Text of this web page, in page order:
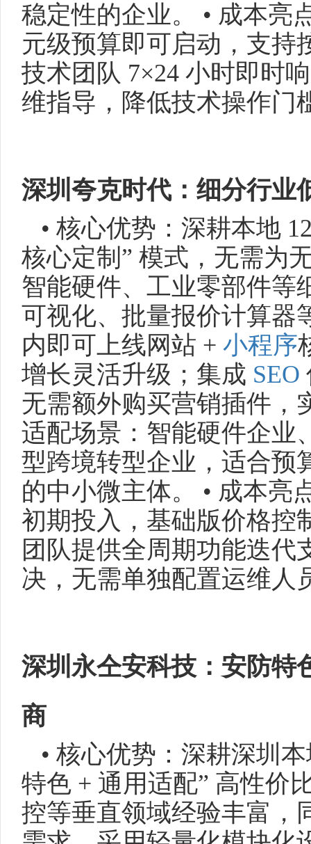
稳定性的企业。 • 成本亮
元级预算即可启动，支持
技术团队 7×24 小时即时
维指导，降低技术操作门
深圳夸克时代：细分行业
• 核心优势：深耕本地
核心定制” 模式，无需为
智能硬件、工业零部件等
可视化、批量报价计算器
内即可上线网站 + 小程序
增长灵活升级；集成 SEO
无需额外购买营销插件，
适配场景：智能硬件企业
型跨境转型企业，适合预
的中小微主体。 • 成本亮
初期投入，基础版价格控
团队提供全周期功能迭代
决，无需单独配置运维人
深圳永仝安科技：安防特
商
• 核心优势：深耕深圳
特色 + 通用适配” 高性价
控等垂直领域经验丰富，